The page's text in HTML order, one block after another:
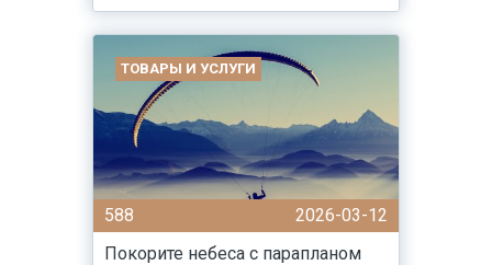
ТОВАРЫ И УСЛУГИ
588
2026-03-12
Покорите небеса с парапланом